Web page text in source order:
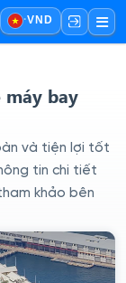
·VND
máy bay
và tiện lợi tốt
tin chi tiết
khảo bên